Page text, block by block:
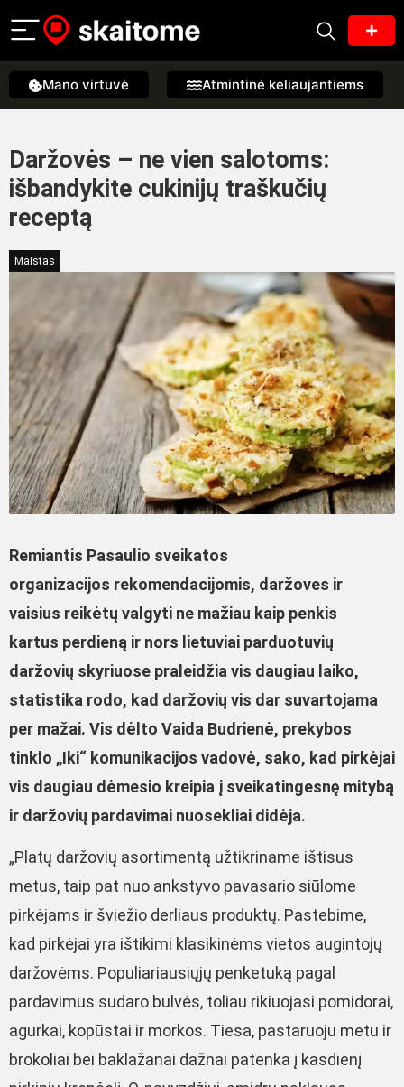
Mano virtuvė Atmintinė keliaujantiems
Daržovės – ne vien salotoms:
išbandykite cukinijų traškučių
receptą
Maistas
Remiantis Pasaulio sveikatos
organizacijos rekomendacijomis, daržoves ir
vaisius reikėtų valgyti ne mažiau kaip penkis
kartus perdieną ir nors lietuviai parduotuvių
daržovių skyriuose praleidžia vis daugiau laiko,
statistika rodo, kad daržovių vis dar suvartojama
per mažai. Vis dėlto Vaida Budrienė, prekybos
tinklo „Iki“ komunikacijos vadovė, sako, kad pirkėjai
vis daugiau dėmesio kreipia į sveikatingesnę mitybą
ir daržovių pardavimai nuosekliai didėja.
„Platų daržovių asortimentą užtikriname ištisus
metus, taip pat nuo ankstyvo pavasario siūlome
pirkėjams ir šviežio derliaus produktų. Pastebime,
kad pirkėjai yra ištikimi klasikinėms vietos augintojų
daržovėms. Populiariausiųjų penketuką pagal
pardavimus sudaro bulvės, toliau rikiuojasi pomidorai,
agurkai, kopūstai ir morkos. Tiesa, pastaruoju metu ir
brokoliai bei baklažanai dažnai patenka į kasdienį